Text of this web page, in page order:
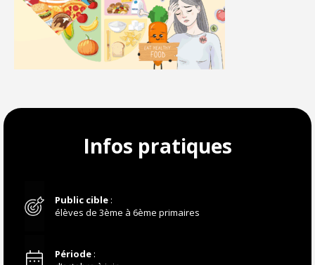
Infos pratiques
Public cible :
élèves de 3ème à 6ème primaires
Période :